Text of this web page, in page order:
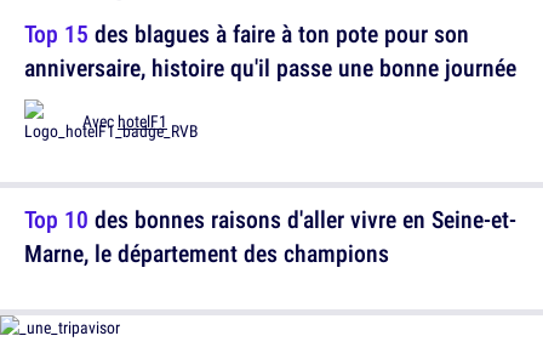
Top 10 des bonnes raisons d'aller vivre en Seine-et-
Marne, le département des champions
Top 15 des blagues à faire à ton pote pour son
anniversaire, histoire qu'il passe une bonne journée
AvechotelF1